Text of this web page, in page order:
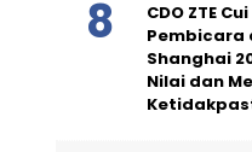
CDO ZTE
Pembicara
Shanghai
Nilai dan